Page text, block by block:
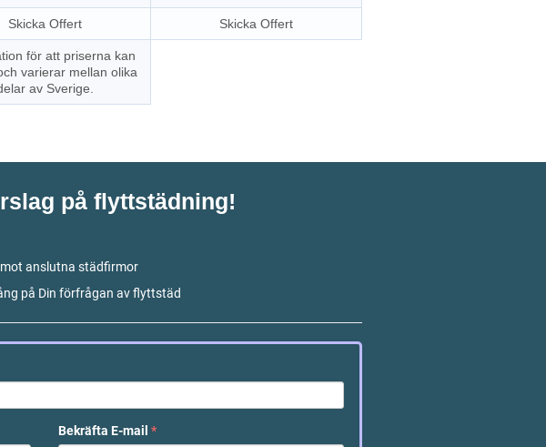
Skicka Offert Skicka Offert
för att priserna kan
varierar mellan olika
av Sverige.
på flyttstädning!
anslutna städfirmor
på Din förfrågan av flyttstäd
Bekräfta E-mail*